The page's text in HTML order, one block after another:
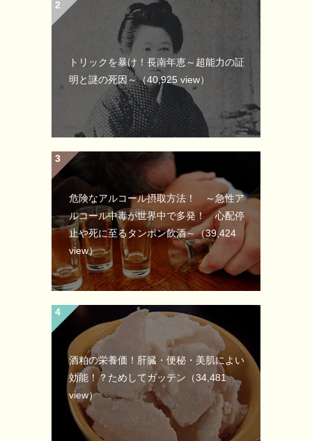
トリックを暴け！長南年恵～超能力の証
明と謎の死因～（40,925 view）
危険なアルコール摂取方法！ ～急性ア
ルコール中毒が世界中で多発！ 心配停
止や死に至るタンポン飲酒～（39,424
view）
酒粕の栄養価！肝臓・便秘・美肌によい
効能！？ためしてガッテン （34,481
view）